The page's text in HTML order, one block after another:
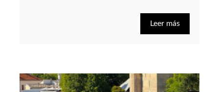
Leer más